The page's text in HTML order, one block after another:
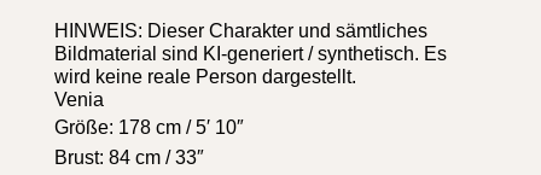
HINWEIS: Dieser Charakter und sämtliches
Bildmaterial sind KI-generiert / synthetisch. Es
wird keine reale Person dargestellt.
Venia
Größe: 178 cm / 5′ 10″
Brust: 84 cm / 33″